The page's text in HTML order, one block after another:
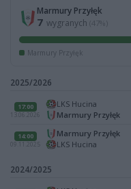
Marmury Przyłęk
7 wygranych (47%)
Marmury Przyłęk
2025/2026
17:00
13.06.2026
LKS Hucina
Marmury Przyłęk
14:00
09.11.2025
Marmury Przyłęk
LKS Hucina
2024/2025